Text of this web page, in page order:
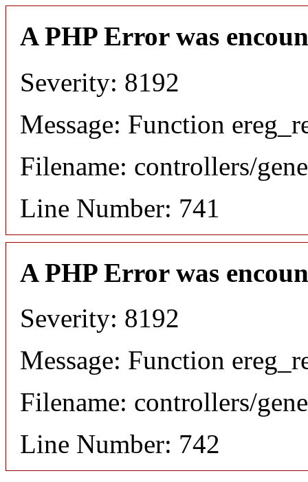
A PHP Error was
Severity: 8192
Message: Function
Filename: controllers/
Line Number: 741
A PHP Error was
Severity: 8192
Message: Function
Filename: controllers/
Line Number: 742